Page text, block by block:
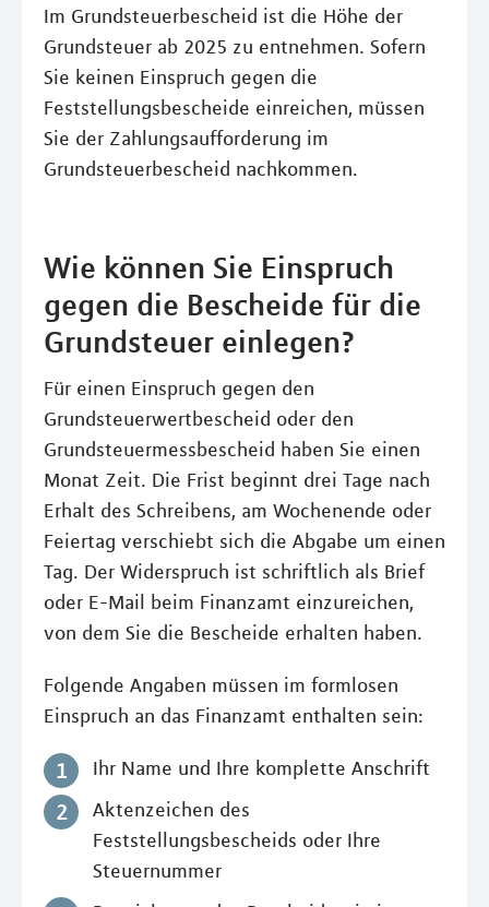
Im Grundsteuerbescheid ist die Höhe der
Grundsteuer ab 2025 zu entnehmen. Sofern
Sie keinen Einspruch gegen die
Feststellungsbescheide einreichen, müssen
Sie der Zahlungsaufforderung im
Grundsteuerbescheid nachkommen.
Wie können Sie Einspruch
gegen die Bescheide für die
Grundsteuer einlegen?
Für einen Einspruch gegen den
Grundsteuerwertbescheid oder den
Grundsteuermessbescheid haben Sie einen
Monat Zeit. Die Frist beginnt drei Tage nach
Erhalt des Schreibens, am Wochenende oder
Feiertag verschiebt sich die Abgabe um einen
Tag. Der Widerspruch ist schriftlich als Brief
oder E-Mail beim Finanzamt einzureichen,
von dem Sie die Bescheide erhalten haben.
Folgende Angaben müssen im formlosen
Einspruch an das Finanzamt enthalten sein:
Ihr Name und Ihre komplette Anschrift
Aktenzeichen des
Feststellungsbescheids oder Ihre
Steuernummer